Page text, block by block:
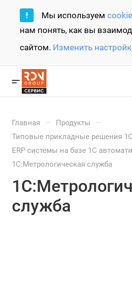
! Мы используем cookie
нам понять, как вы
сайтом. Изменить
Главная — Продукты —
Типовые прикладные решения 1С
ERP системы на базе 1С
1С:Метрологическая служба
служба